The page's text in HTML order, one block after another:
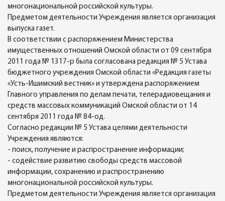
многонациональной российской культуры.
Предметом деятельности Учреждения является организация
выпуска газет.
В соответствии с распоряжением Министерства
имущественных отношений Омской области от 09 сентября
2011 года № 1317-р была согласована редакция № 5 Устава
бюджетного учреждения Омской области «Редакция газеты
«Усть-Ишимский вестник» и утверждена распоряжением
Главного управления по делам печати, телерадиовещания и
средств массовых коммуникаций Омской области от 14
сентября 2011 года № 84-од.
Согласно редакции № 5 Устава целями деятельности
Учреждения являются:
- поиск, получение и распространение информации;
- содействие развитию свободы средств массовой
информации, сохранению и распространению
многонациональной российской культуры.
Предметом деятельности Учреждения является организация